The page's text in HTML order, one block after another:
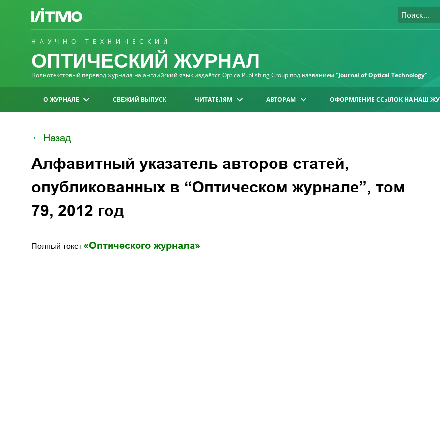
НАУЧНО-ТЕХНИЧЕСКИЙ
ОПТИЧЕСКИЙ ЖУРНАЛ
Полнотекстовый перевод журнала на английский язык издаётся Optica Publishing Group под названием “Journal of Optical Technology“
О ЖУРНАЛЕ СВЕЖИЙ ВЫПУСК ЧИТАТЕЛЯМ АВТОРАМ ОФОРМЛЕНИЕ ССЫЛОК НА НАШ
Назад
Алфавитный указатель авторов статей,
опубликованных в “Оптическом журнале”, том
79, 2012 год
Полный текст «Оптического журнала»